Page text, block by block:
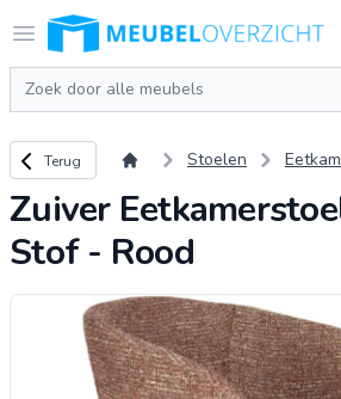
Open menu
Logo Meubeloverzicht.nl
Zoeken
Terug naar overzicht
Terug Stoelen
Zuiver
Stof - Rood